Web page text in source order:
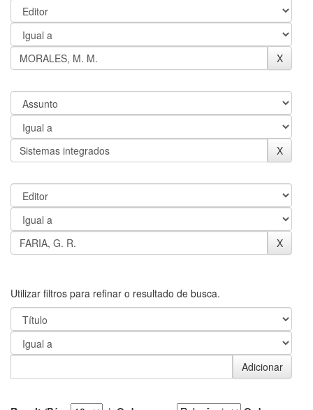
Utilizar filtros para refinar o resultado de busca.